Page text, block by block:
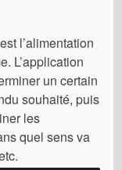
l’alimentation
L’application
un certain
souhaité, puis
les
quel sens va